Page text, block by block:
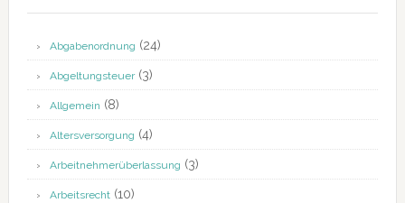
Abgabenordnung (24)
Abgeltungsteuer(3)
Allgemein (8)
Altersversorgung (4)
Arbeitnehmerüberlassung (3)
Arbeitsrecht(10)